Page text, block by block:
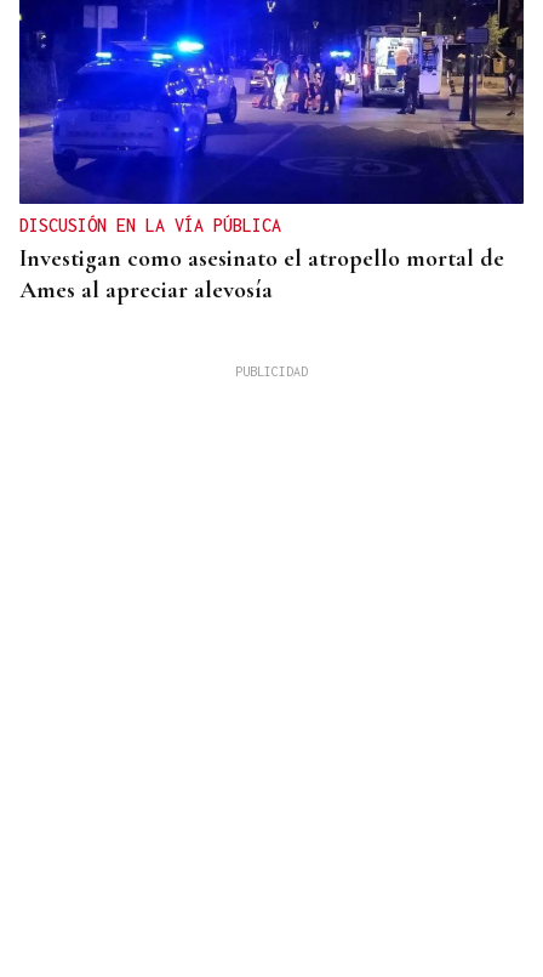
DISCUSIÓN EN LA VÍA PÚBLICA
Investigan como asesinato el atropello mortal de
Ames al apreciar alevosía